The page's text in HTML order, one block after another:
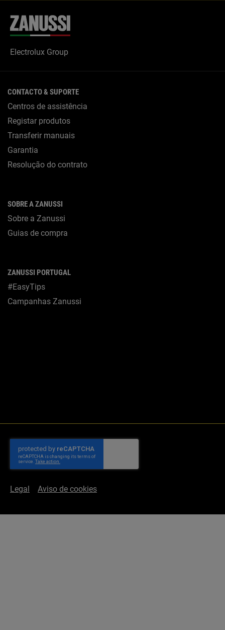
Electrolux Group
CONTACTO & SUPORTE
Centros de assistência
Registar produtos
Transferir manuais
Garantia
Resolução do contrato
SOBRE A ZANUSSI
Sobre a Zanussi
Guias de compra
ZANUSSI PORTUGAL
#EasyTips
Campanhas Zanussi
Legal Aviso de cookies